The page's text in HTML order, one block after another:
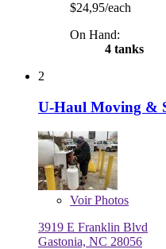
$24,95/each
On Hand:
4 tanks
2
U-Haul Moving &
VoirPhotos
3919 E Franklin Blvd
Gastonia, NC 28056